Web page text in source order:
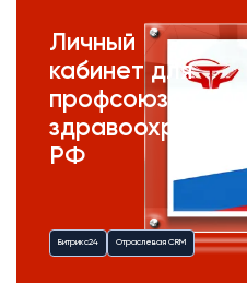
Личный
кабинет для
профсоюза
здравоохранения
РФ
Битрикс24 Отраслевая CRM